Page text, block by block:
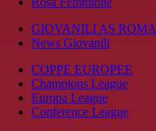
GIOVANILI AS ROMA
News Giovanili
COPPE EUROPEE
Champions League
Europa League
Conference League